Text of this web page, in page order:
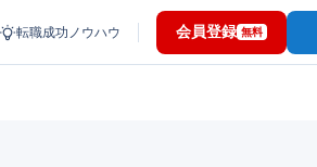
転職成功ノウハウ 会員登録 無料